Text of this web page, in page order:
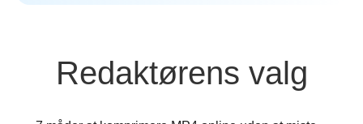
Redaktørens valg